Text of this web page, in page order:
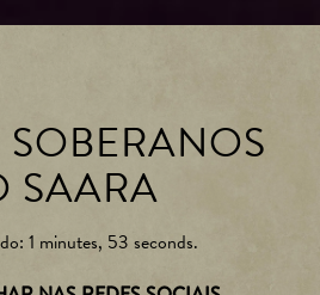
SAARA
1 minutes, 53 seconds